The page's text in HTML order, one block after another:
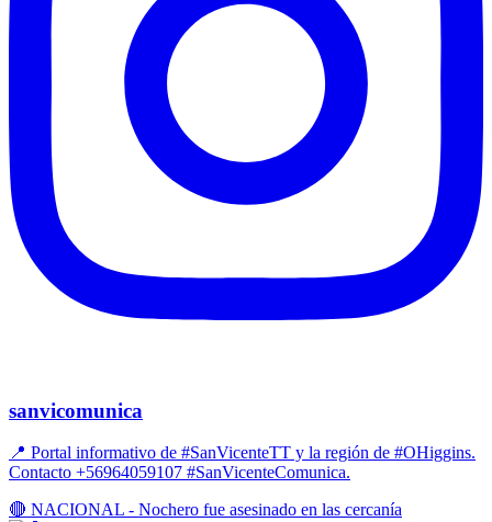
sanvicomunica
📍 Portal informativo de #SanVicenteTT y la región de #OHiggins.
Contacto +56964059107 #SanVicenteComunica.
🔴 NACIONAL - Nochero fue asesinado en las cercanía